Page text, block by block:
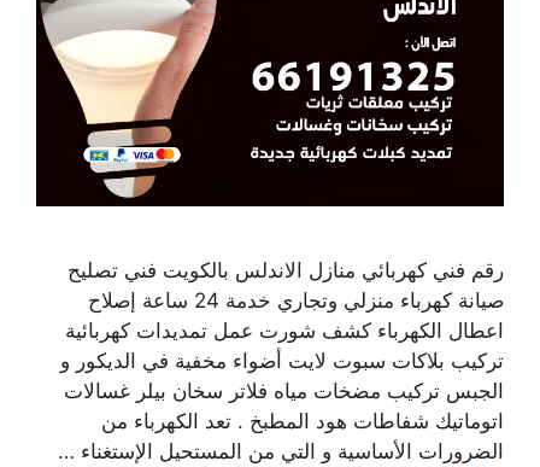
رقم فني كهربائي منازل الاندلس بالكويت فني تصليح
صيانة كهرباء منزلي وتجاري خدمة 24 ساعة إصلاح
اعطال الكهرباء كشف شورت عمل تمديدات كهربائية
تركيب بلاكات سبوت لايت أضواء مخفية في الديكور و
الجبس تركيب مضخات مياه فلاتر سخان بيلر غسالات
اتوماتيك شفاطات هود المطبخ . تعد الكهرباء من
الضرورات الأساسية و التي من المستحيل الإستغناء …